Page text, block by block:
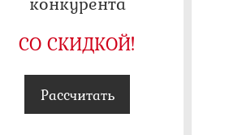
СО СКИДКОЙ!
Рассчитать